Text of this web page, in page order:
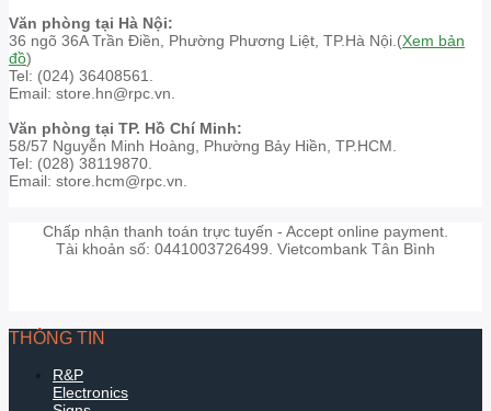
Văn phòng tại Hà Nội:
36 ngõ 36A Trần Điền, Phường Phương Liệt, TP.Hà Nội.(Xem bản
đồ)
Tel: (024) 36408561.
Email: store.hn@rpc.vn.
Văn phòng tại TP. Hồ Chí Minh:
58/57 Nguyễn Minh Hoàng, Phường Bảy Hiền, TP.HCM.
Tel: (028) 38119870.
Email: store.hcm@rpc.vn.
Chấp nhận thanh toán trực tuyến - Accept online payment.
Tài khoản số: 0441003726499. Vietcombank Tân Bình
THÔNG TIN
R&P
Electronics